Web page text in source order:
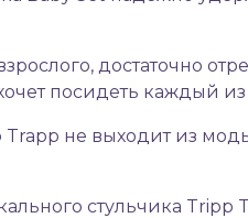
достаточно
посидеть каждый
не выходит из
стульчика